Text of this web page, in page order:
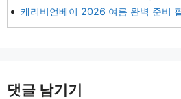
캐리비언베이 2026 여름 완벽 준비
댓글 남기기